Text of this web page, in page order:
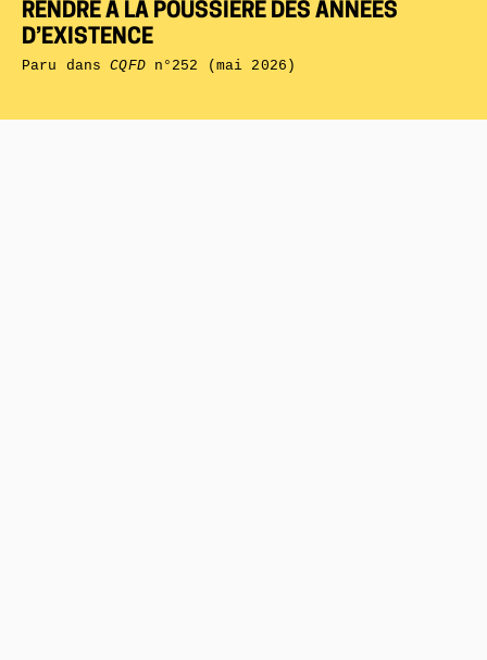
RENDRE À LA POUSSIÈRE DES ANNÉES
D’EXISTENCE
Paru dansCQFDn°252 (mai 2026)